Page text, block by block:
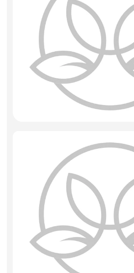
Изделия из металла
Сухоцветы